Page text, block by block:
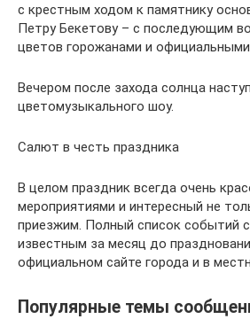
с крестным ходом к памятнику
Петру Бекетову – с последующим
цветов горожанами и
Вечером после захода солнца
цветомузыкального шоу.
Салют в честь праздника
В целом праздник всегда очень
мероприятиями и интересный не
приезжим. Полный список событий
известным за месяц до
официальном сайте города и в
Популярные темы